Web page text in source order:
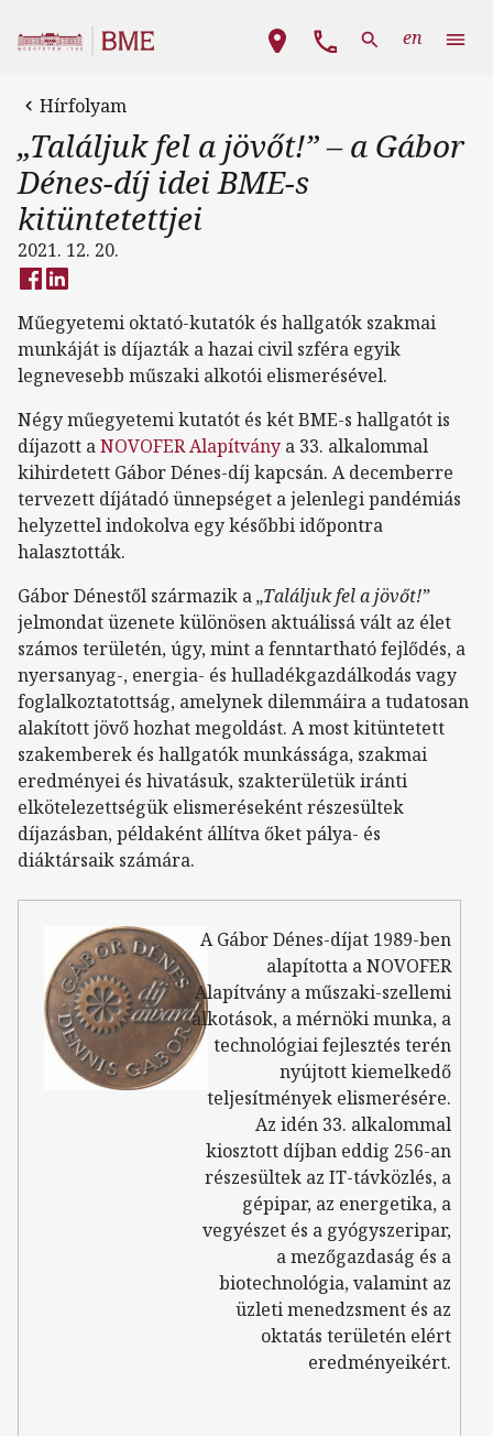
Fő navigáció
en
Hírfolyam
„Találjuk fel a jövőt!” – a Gábor
Dénes-díj idei BME-s
kitüntetettjei
2021. 12. 20.
Műegyetemi oktató-kutatók és hallgatók szakmai
munkáját is díjazták a hazai civil szféra egyik
legnevesebb műszaki alkotói elismerésével.
Négy műegyetemi kutatót és két BME-s hallgatót is
díjazott aNOVOFER Alapítvány a 33. alkalommal
kihirdetett Gábor Dénes-díj kapcsán. A decemberre
tervezett díjátadó ünnepséget a jelenlegi pandémiás
helyzettel indokolva egy későbbi időpontra
halasztották.
Gábor Dénestől származik a„Találjuk fel a jövőt!”
jelmondat üzenete különösen aktuálissá vált az élet
számos területén, úgy, mint a fenntartható fejlődés, a
nyersanyag-, energia- és hulladékgazdálkodás vagy
foglalkoztatottság, amelynek dilemmáira a tudatosan
alakított jövő hozhat megoldást. A most kitüntetett
szakemberek és hallgatók munkássága, szakmai
eredményei és hivatásuk, szakterületük iránti
elkötelezettségük elismeréseként részesültek
díjazásban, példaként állítva őket pálya- és
diáktársaik számára.
A Gábor Dénes-díjat 1989-ben
alapította a NOVOFER
Alapítvány a műszaki-szellemi
alkotások, a mérnöki munka, a
technológiai fejlesztés terén
nyújtott kiemelkedő
teljesítmények elismerésére.
Az idén 33. alkalommal
kiosztott díjban eddig 256-an
részesültek az IT-távközlés, a
gépipar, az energetika, a
vegyészet és a gyógyszeripar,
a mezőgazdaság és a
biotechnológia, valamint az
üzleti menedzsment és az
oktatás területén elért
eredményeikért.